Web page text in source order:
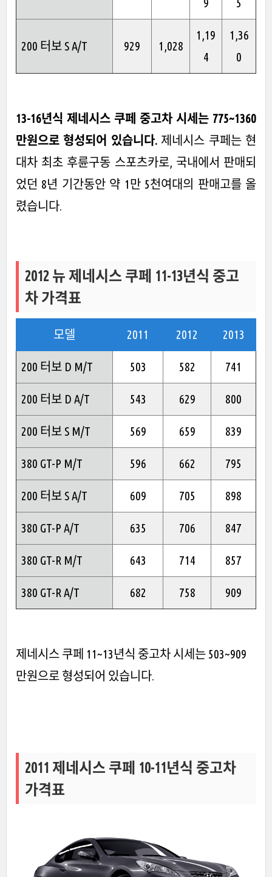
200 터보 S A/T 929 1,028
1,19
4
1,36
0
13-16년식 제네시스 쿠페 중고차 시세는 775~1360
만원으로 형성되어 있습니다. 제네시스 쿠페는 현
대차 최초 후륜구동 스포츠카로, 국내에서 판매되
었던 8년 기간동안 약 1만 5천여대의 판매고를 올
렸습니다.
2012 뉴 제네시스 쿠페 11-13년식 중고
차 가격표
모델 2011 2012 2013
200 터보 D M/T 503 582 741
200 터보 D A/T 543 629 800
200 터보 S M/T 569 659 839
380 GT-P M/T 596 662 795
200 터보 S A/T 609 705 898
380 GT-P A/T 635 706 847
380 GT-R M/T 643 714 857
380 GT-R A/T 682 758 909
제네시스 쿠페 11~13년식 중고차 시세는 503~909
만원으로 형성되어 있습니다.
2011 제네시스 쿠페 10-11년식 중고차
가격표